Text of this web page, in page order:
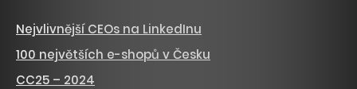
Nejvlivnější CEOs na LinkedInu
100 největších e-shopů v Česku
CC25 – 2024